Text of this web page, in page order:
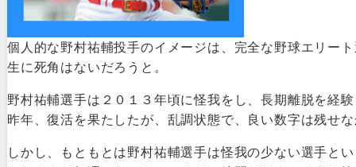
個人的な野村祐輔投手のイメージは、完全な野球エリー
生に死角はないだろうと。
野村祐輔選手は２０１３年頃に怪我をし、長期離脱を経
昨年、復活を果たしたが、乱調状態で、良い数字は残せ
しかし、もともとは野村祐輔選手は怪我の少ない選手と